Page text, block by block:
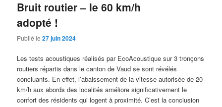
Bruit routier – le 60 km/h
adopté !
Publié le27 juin 2024
Les tests acoustiques réalisés par EcoAcoustique sur 3 tronçons
routiers répartis dans le canton de Vaud se sont révélés
concluants. En effet, l’abaissement de la vitesse autorisée de 20
km/h aux abords des localités améliore significativement le
confort des résidents qui logent à proximité. C’est la conclusion